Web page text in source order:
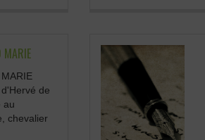
MARIE
de
au
chevalier